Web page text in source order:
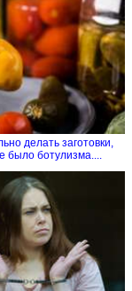
делать заготовки,
было ботулизма....